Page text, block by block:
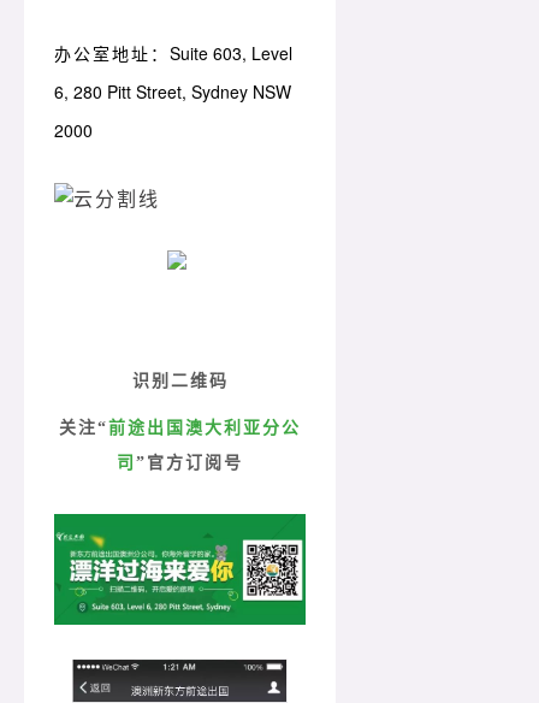
办公室地址： Suite 603, Level
6, 280 Pitt Street, Sydney NSW
2000
识别二维码
关注“前途出国澳大利亚分公
司 ”官方订阅号